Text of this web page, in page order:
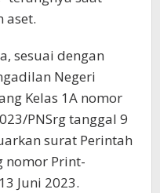
aset.
sesuai dengan
Negeri
Kelas 1A nomor
PNSrg tanggal 9
surat Perintah
nomor Print-
Juni 2023.